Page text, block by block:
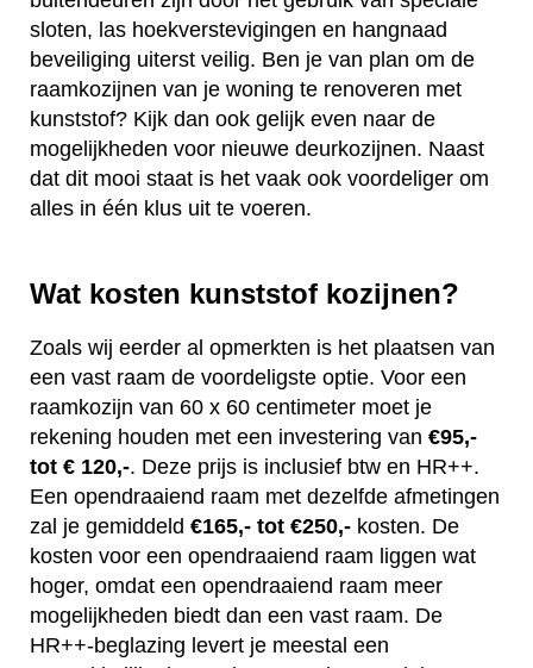
sloten, las hoekverstevigingen en hangnaad
beveiliging uiterst veilig. Ben je van plan om de
raamkozijnen van je woning te renoveren met
kunststof? Kijk dan ook gelijk even naar de
mogelijkheden voor nieuwe deurkozijnen. Naast
dat dit mooi staat is het vaak ook voordeliger om
alles in één klus uit te voeren.
Wat kosten kunststof kozijnen?
Zoals wij eerder al opmerkten is het plaatsen van
een vast raam de voordeligste optie. Voor een
raamkozijn van 60 x 60 centimeter moet je
rekening houden met een investering van €95,-
tot € 120,-. Deze prijs is inclusief btw en HR++.
Een opendraaiend raam met dezelfde afmetingen
zal je gemiddeld €165,- tot €250,- kosten. De
kosten voor een opendraaiend raam liggen wat
hoger, omdat een opendraaiend raam meer
mogelijkheden biedt dan een vast raam. De
HR++-beglazing levert je meestal een